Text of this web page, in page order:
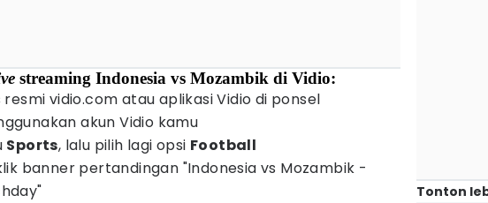
streaming Indonesia vs Mozambik di Vidio:
resmi vidio.com atau aplikasi Vidio di ponsel
akun Vidio kamu
Sports, lalu pilih lagi opsi Football
banner pertandingan "Indonesia vs Mozambik -
Tonton